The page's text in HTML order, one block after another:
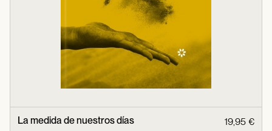
La medida de nuestros días 19,95 €